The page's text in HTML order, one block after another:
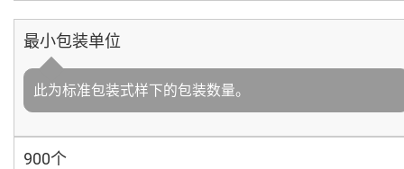
最小包装单位
此为标准包装式样下的包装数量。
900个